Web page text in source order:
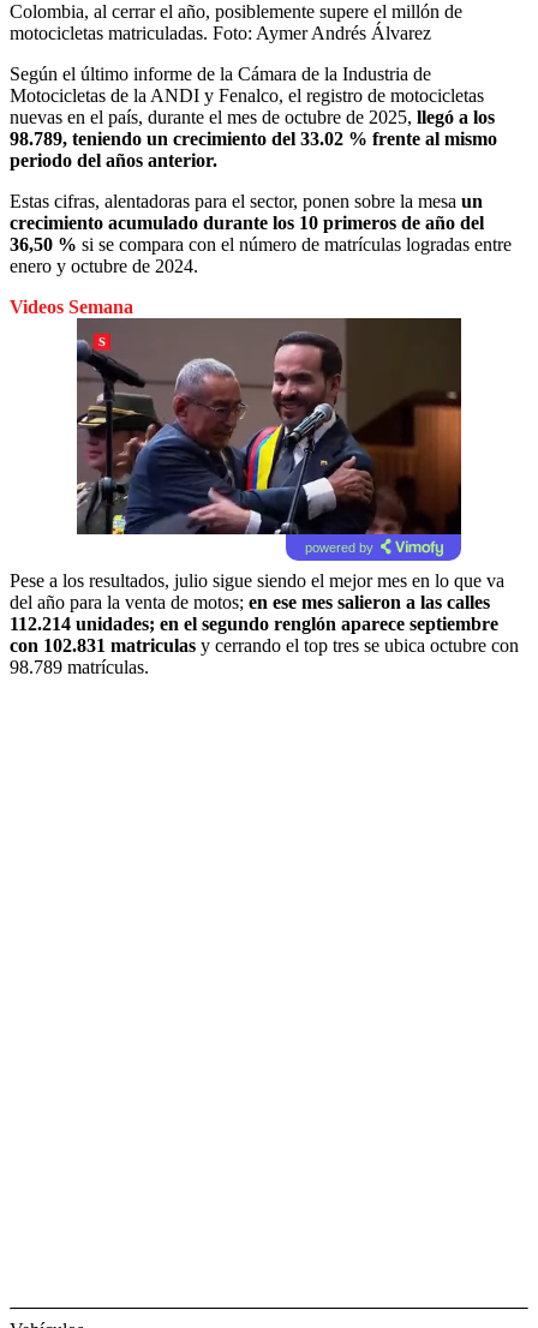
Colombia, al cerrar el año, posiblemente supere el millón de
motocicletas matriculadas. Foto: Aymer Andrés Álvarez
Según el último informe de la Cámara de la Industria de
Motocicletas de la ANDI y Fenalco, el registro de motocicletas
nuevas en el país, durante el mes de octubre de 2025, llegó a los
98.789, teniendo un crecimiento del 33.02 % frente al mismo
periodo del años anterior.
Estas cifras, alentadoras para el sector, ponen sobre la mesa un
crecimiento acumulado durante los 10 primeros de año del
36,50 % si se compara con el número de matrículas logradas entre
enero y octubre de 2024.
Videos Semana
powered by
Pese a los resultados, julio sigue siendo el mejor mes en lo que va
del año para la venta de motos; en ese mes salieron a las calles
112.214 unidades; en el segundo renglón aparece septiembre
con 102.831 matriculas y cerrando el top tres se ubica octubre con
98.789 matrículas.